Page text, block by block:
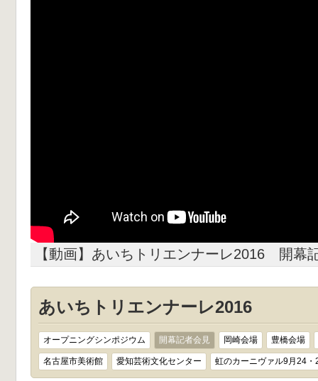
【動画】あいちトリエンナーレ2016 開幕
あいちトリエンナーレ2016
オープニングシンポジウム 開幕記者会見 岡崎会場 豊橋会場
名古屋市美術館 愛知芸術文化センター 虹のカーニヴァル9月24・